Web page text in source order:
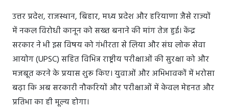
उत्तर प्रदेश, राजस्थान, बिहार, मध्य प्रदेश और हरियाणा जैसे राज्यों
में नकल विरोधी कानून को सख्त बनाने की मांग तेज हुई। केंद्र
सरकार ने भी इस विषय को गंभीरता से लिया और संघ लोक सेवा
आयोग (UPSC) सहित विभिन्न राष्ट्रीय परीक्षाओं की सुरक्षा को और
मजबूत करने के प्रयास शुरू किए। युवाओं और अभिभावकों में भरोसा
बढ़ा कि अब सरकारी नौकरियों और परीक्षाओं में केवल मेहनत और
प्रतिभा का ही मूल्य होगा।